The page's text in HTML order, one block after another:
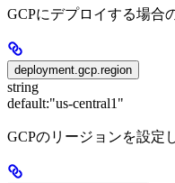
GCPにデプロイする場合
deployment.gcp.region
string
default:"us-central1"
GCPのリージョンを設定